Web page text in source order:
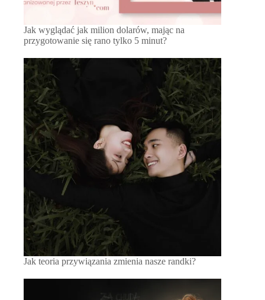
Jak wyglądać jak milion dolarów, mając na
przygotowanie się rano tylko 5 minut?
Jak teoria przywiązania zmienia nasze randki?